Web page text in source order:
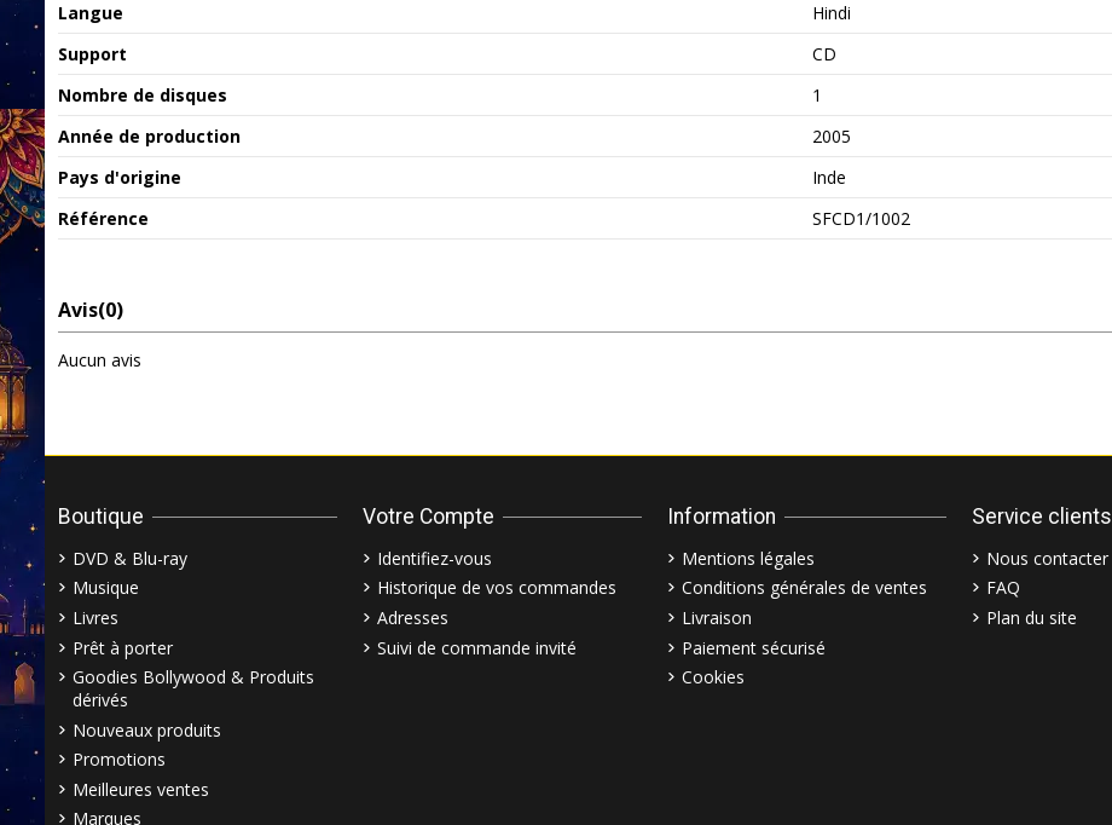
Langue
Hindi
Support
CD
Nombre de disques
1
Année de production
2005
Pays d'origine
Inde
Référence
SFCD1/1002
Avis(0)
Aucun avis
Boutique
DVD & Blu-ray
Musique
Livres
Prêt à porter
Goodies Bollywood & Produits
dérivés
Nouveaux produits
Promotions
Meilleures ventes
Marques
Votre Compte
Identifiez-vous
Historique de vos commandes
Adresses
Suivi de commande invité
Information
Mentions légales
Conditions générales de ventes
Livraison
Paiement sécurisé
Cookies
Service clients
Nous contacter
FAQ
Plan du site